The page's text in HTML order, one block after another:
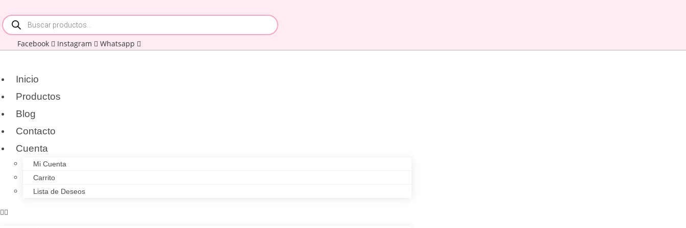
al
contenido
Búsqueda
de
productos
Facebook
Instagram Whatsapp
Inicio
Productos
Blog
Contacto
Cuenta
Mi Cuenta
Carrito
Lista de Deseos